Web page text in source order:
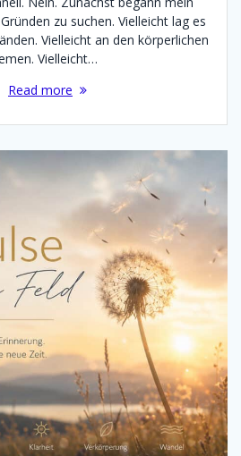
zu suchen. Vielleicht lag es
Vielleicht an den körperlichen
Vielleicht…
Read more